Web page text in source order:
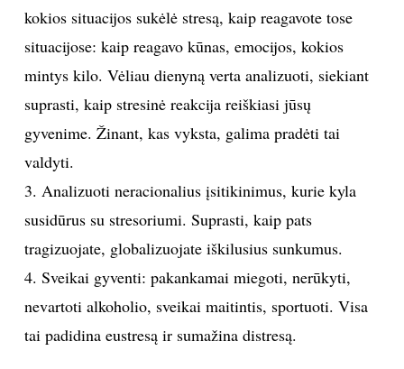
kokios situacijos sukėlė stresą, kaip reagavote tose
situacijose: kaip reagavo kūnas, emocijos, kokios
mintys kilo. Vėliau dienyną verta analizuoti, siekiant
suprasti, kaip stresinė reakcija reiškiasi jūsų
gyvenime. Žinant, kas vyksta, galima pradėti tai
valdyti.
3. Analizuoti neracionalius įsitikinimus, kurie kyla
susidūrus su stresoriumi. Suprasti, kaip pats
tragizuojate, globalizuojate iškilusius sunkumus.
4. Sveikai gyventi: pakankamai miegoti, nerūkyti,
nevartoti alkoholio, sveikai maitintis, sportuoti. Visa
tai padidina eustresą ir sumažina distresą.